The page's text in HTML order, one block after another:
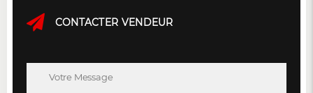
CONTACTER VENDEUR